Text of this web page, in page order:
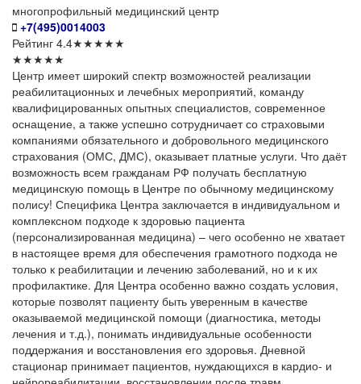
многопрофильный медицинский центр
+7(495)0014003
Рейтинг 4.4★★★★★
★★★★★
Центр имеет широкий спектр возможностей реализации
реабилитационных и лечебных мероприятий, команду
квалифицированных опытных специалистов, современное
оснащение, а также успешно сотрудничает со страховыми
компаниями обязательного и добровольного медицинского
страхования (ОМС, ДМС), оказывает платные услуги. Что даёт
возможность всем гражданам РФ получать бесплатную
медицинскую помощь в Центре по обычному медицинскому
полису! Специфика Центра заключается в индивидуальном и
комплексном подходе к здоровью пациента
(персонализированная медицина) – чего особенно не хватает
в настоящее время для обеспечения грамотного подхода не
только к реабилитации и лечению заболеваний, но и к их
профилактике. Для Центра особенно важно создать условия,
которые позволят пациенту быть уверенным в качестве
оказываемой медицинской помощи (диагностика, методы
лечения и т.д.), понимать индивидуальные особенности
поддержания и восстановления его здоровья. Дневной
стационар принимает пациентов, нуждающихся в кардио- и